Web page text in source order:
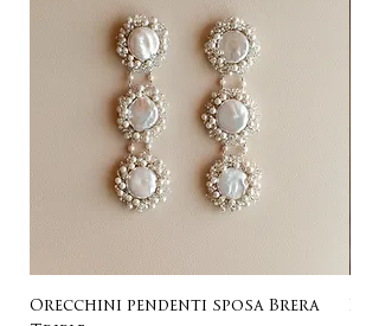
Orecchini pendenti sposa Brera